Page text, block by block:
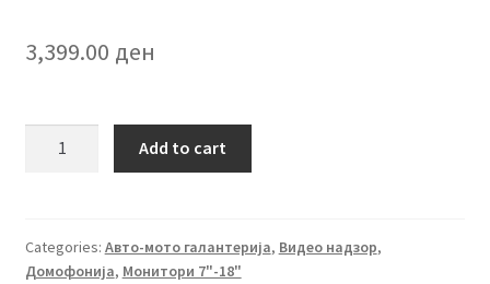
3,399.00 ден
quantity
Add to cart
Categories: Авто-мото галантерија, Видео надзор,
Домофонија, Монитори 7"-18"